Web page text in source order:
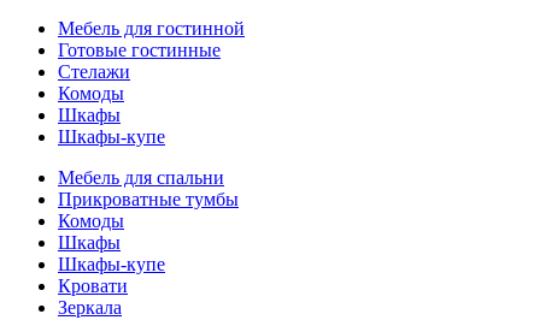
Мебель для гостинной
Готовые гостинные
Стелажи
Комоды
Шкафы
Шкафы-купе
Мебель для спальни
Прикроватные тумбы
Комоды
Шкафы
Шкафы-купе
Кровати
Зеркала